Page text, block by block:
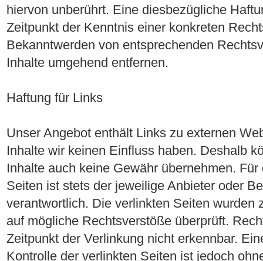
hiervon unberührt. Eine diesbezügliche
Zeitpunkt der Kenntnis einer konkreten
Bekanntwerden von entsprechenden
Inhalte umgehend entfernen.
Haftung für Links
Unser Angebot enthält Links zu externen
Inhalte wir keinen Einfluss haben. Deshalb
Inhalte auch keine Gewähr übernehmen.
Seiten ist stets der jeweilige Anbieter oder
verantwortlich. Die verlinkten Seiten wurden
auf mögliche Rechtsverstöße überprüft.
Zeitpunkt der Verlinkung nicht erkennbar.
Kontrolle der verlinkten Seiten ist jedoch